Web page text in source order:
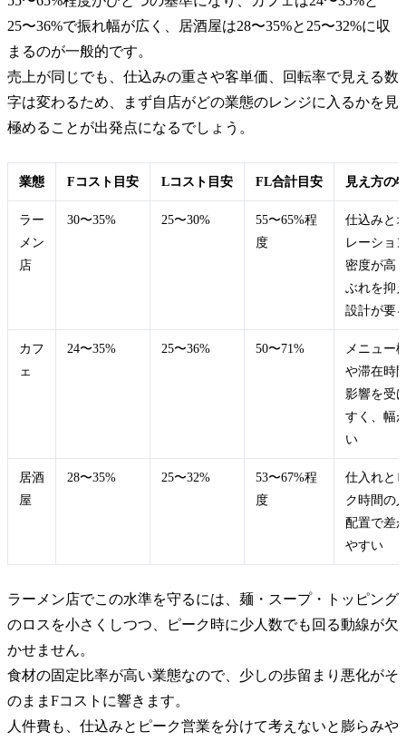
25〜36%で振れ幅が広く、居酒屋は28〜35%と25〜32%に収
まるのが一般的です。
売上が同じでも、仕込みの重さや客単価、回転率で見える数
字は変わるため、まず自店がどの業態のレンジに入るかを見
極めることが出発点になるでしょう。
業態 Fコスト目安 Lコスト目安 FL合計目安 見え方の
ラー
メン
店
30〜35% 25〜30%
55〜65%程
度
仕込みと
レーショ
密度が高
ぶれを抑
設計が要
カフ
ェ
24〜35% 25〜36% 50〜71%
メニュー
や滞在時
影響を受
すく、幅
い
居酒
屋
28〜35% 25〜32%
53〜67%程
度
仕入れと
ク時間の
配置で差
やすい
ラーメン店でこの水準を守るには、麺・スープ・トッピング
のロスを小さくしつつ、ピーク時に少人数でも回る動線が欠
かせません。
食材の固定比率が高い業態なので、少しの歩留まり悪化がそ
のままFコストに響きます。
人件費も、仕込みとピーク営業を分けて考えないと膨らみや